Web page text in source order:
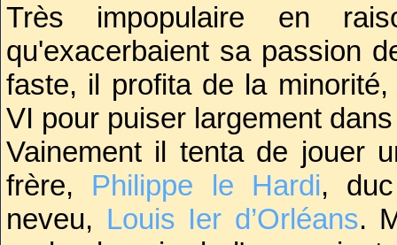
De retour en
sans grande
aîné,Charles V, que
Très impopulaire en
qu'exacerbaient sa passion
faste, il profita de la
VI pour puiser largement
Vainement il tenta de jouer
frère, Philippe le Hardi,
neveu, Louis Ier d’Orléans.